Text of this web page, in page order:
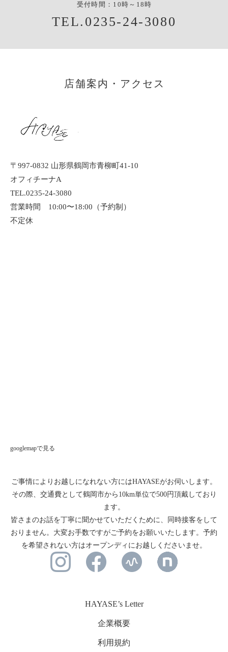
受付時間：10時～18時
TEL.0235-24-3080
店舗案内・アクセス
〒997-0832 山形県鶴岡市青柳町41-10
オフィチーナA
TEL.0235-24-3080
営業時間 10:00〜18:00（予約制）
不定休
googlemapで見る
ご事情によりお越しになれない方にはHAYASEがお伺いします。
その際、交通費として鶴岡市から10km単位で500円頂戴しており
ます。
皆さまのお話を丁寧に聞かせていただくために、同時接客をして
おりません。大変お手数ですがご予約をお願いいたします。予約
を希望されない方はオープンディにお越しくださいませ。
HAYASE’s Letter
企業概要
利用規約